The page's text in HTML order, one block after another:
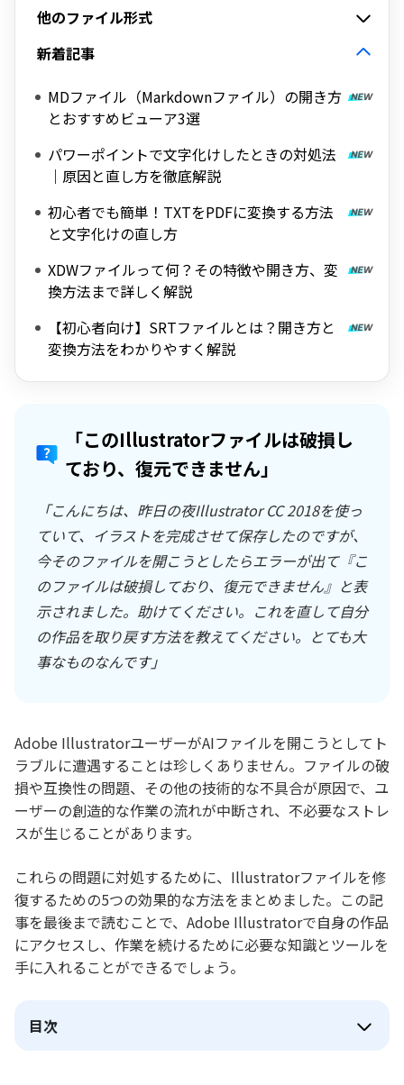
他のファイル形式
新着記事
MDファイル（Markdownファイル）の開き方
とおすすめビューア3選
パワーポイントで文字化けしたときの対処法
｜原因と直し方を徹底解説
初心者でも簡単！TXTをPDFに変換する方法
と文字化けの直し方
XDWファイルって何？その特徴や開き方、変
換方法まで詳しく解説
【初心者向け】SRTファイルとは？開き方と
変換方法をわかりやすく解説
「このIllustratorファイルは破損し
ており、復元できません」
「こんにちは、昨日の夜Illustrator CC 2018を使っ
ていて、イラストを完成させて保存したのですが、
今そのファイルを開こうとしたらエラーが出て『こ
のファイルは破損しており、復元できません』と表
示されました。助けてください。これを直して自分
の作品を取り戻す方法を教えてください。とても大
事なものなんです」
Adobe IllustratorユーザーがAIファイルを開こうとしてト
ラブルに遭遇することは珍しくありません。ファイルの破
損や互換性の問題、その他の技術的な不具合が原因で、ユ
ーザーの創造的な作業の流れが中断され、不必要なストレ
スが生じることがあります。
これらの問題に対処するために、Illustratorファイルを修
復するための5つの効果的な方法をまとめました。この記
事を最後まで読むことで、Adobe Illustratorで自身の作品
にアクセスし、作業を続けるために必要な知識とツールを
手に入れることができるでしょう。
目次